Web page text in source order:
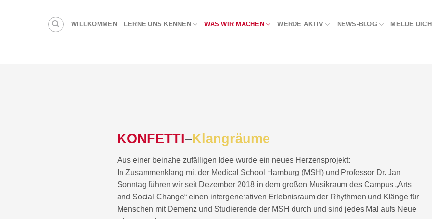
WILLKOMMEN LERNE UNS KENNEN WAS WIR MACHEN WERDE AKTIV NEWS-BLOG MELDE DICH
KONFETTI–Klangräume
Aus einer beinahe zufälligen Idee wurde ein neues Herzensprojekt:
In Zusammenklang mit der Medical School Hamburg (MSH) und Professor Dr. Jan
Sonntag führen wir seit Dezember 2018 in dem großen Musikraum des Campus „Arts
and Social Change“ einen intergenerativen Erlebnisraum der Rhythmen und Klänge für
Menschen mit Demenz und Studierende der MSH durch und sind jedes Mal aufs Neue